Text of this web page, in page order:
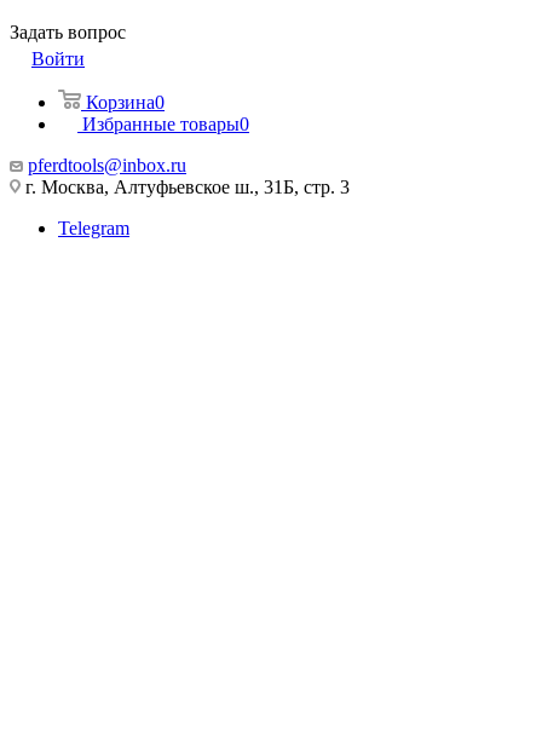
Задать вопрос
Войти
Корзина0
Избранные товары0
pferdtools@inbox.ru
г. Москва, Алтуфьевское ш., 31Б, стр. 3
Telegram